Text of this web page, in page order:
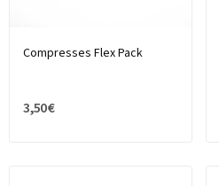
Compresses Flex Pack
3,50 €